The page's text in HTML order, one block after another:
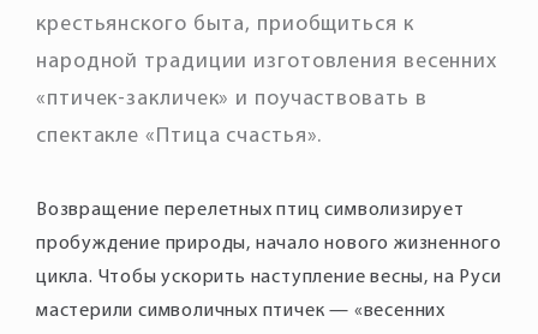
крестьянского быта, приобщиться к
народной традиции изготовления весенних
«птичек-закличек» и поучаствовать в
спектакле «Птица счастья».
Возвращение перелетных птиц символизирует
пробуждение природы, начало нового жизненного
цикла. Чтобы ускорить наступление весны, на Руси
мастерили символичных птичек — «весенних